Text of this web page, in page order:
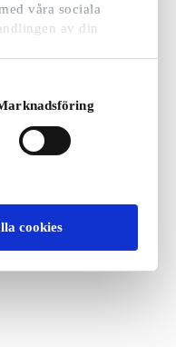
våra sociala
av din
cookies